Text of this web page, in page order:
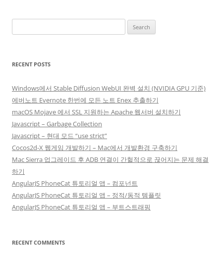
for:
RECENT POSTS
Windows에서 Stable Diffusion WebUI 완벽 설치 (NVIDIA GPU 기준)
에버노트 Evernote 한번에 모든 노트 Enex 추출하기
macOS Mojave 에서 SSL 지원하는 Apache 웹서버 설치하기
Javascript – Garbage Collection
Javascript – 현대 모드 “use strict”
Cocos2d-X 웹게임 개발하기 – Mac에서 개발환경 구축하기
Mac Sierra 업그레이드 후 ADB 연결이 간헐적으로 끊어지는 문제 해결
하기
AngularJS PhoneCat 튜토리얼 앱 – 컴포넌트
AngularJS PhoneCat 튜토리얼 앱 – 정적/동적 템플릿
AngularJS PhoneCat 튜토리얼 앱 – 부트스트래핑
RECENT COMMENTS